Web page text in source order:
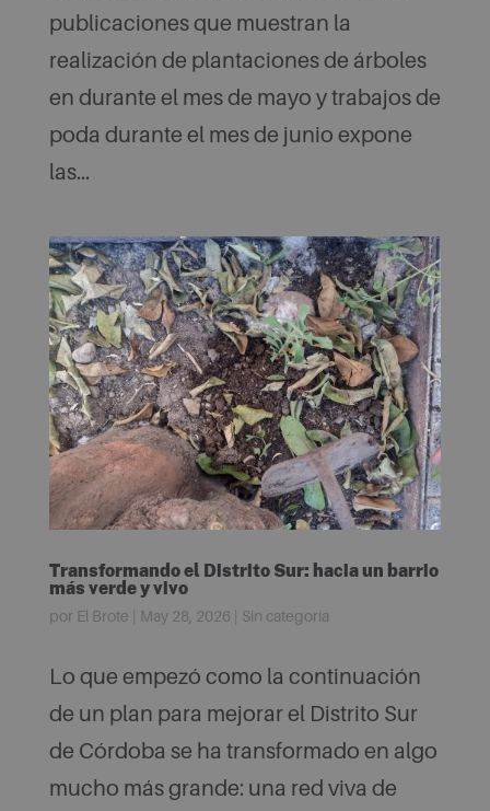
publicaciones que muestran la
realización de plantaciones de árboles
en durante el mes de mayo y trabajos de
poda durante el mes de junio expone
las...
Transformando el Distrito Sur: hacia un barrio
más verde y vivo
por El Brote May 28, 2026 Sin categoría
Lo que empezó como la continuación
de un plan para mejorar el Distrito Sur
de Córdoba se ha transformado en algo
mucho más grande: una red viva de